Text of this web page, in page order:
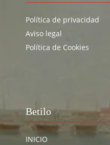
Política de privacidad
Aviso legal
Política de Cookies
Betilo
INICIO